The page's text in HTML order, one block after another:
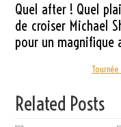
Quel after ! Quel
de croiser Michael
pour un magnifique
Related Posts